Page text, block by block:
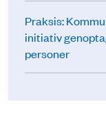
Praksis:
initiativ
personer